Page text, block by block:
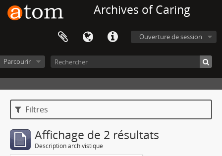
Archives of Caring
Ouverture de session
Parcourir
Filtres
Affichage de 2 résultats
Description archivistique